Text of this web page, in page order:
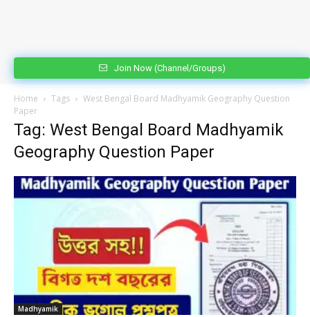
Join Now (Channel/Groups)
Home Tags
West Bengal Board Madhyamik Geography Question
Paper
Tag: West Bengal Board Madhyamik
Geography Question Paper
Madhyamik